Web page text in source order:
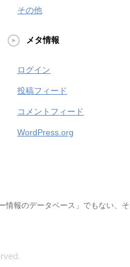
その他
メタ情報
ログイン
投稿フィード
コメントフィード
WordPress.org
報のデータベース」でもない、